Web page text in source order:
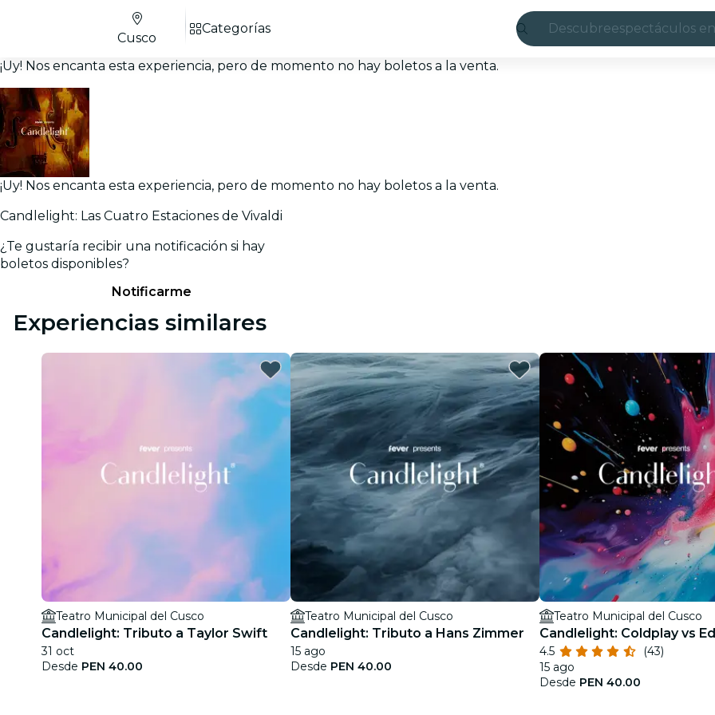
Descubreespectáculos
restaurantes
cine
Cusco
Categorías
¡Uy! Nos encanta esta experiencia, pero de momento no hay boletos a la venta.
¡Uy! Nos encanta esta experiencia, pero de momento no hay boletos a la venta.
Candlelight: Las Cuatro Estaciones de Vivaldi
¿Te gustaría recibir una notificación si hay
boletos disponibles?
Notificarme
Experiencias similares
Teatro Municipal del Cusco
Candlelight: Tributo a Taylor Swift
31 oct
Desde PEN 40.00
Teatro Municipal del Cusco
Candlelight: Tributo a Hans Zimmer
15 ago
Desde PEN 40.00
Teatro Municipal del Cusco
Candlelight: Coldplay vs
4.5
(43)
15 ago
Desde PEN 40.00